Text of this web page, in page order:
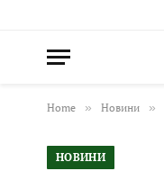
Home » Новини »
НОВИНИ